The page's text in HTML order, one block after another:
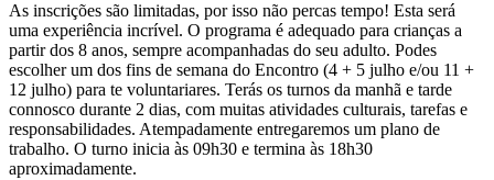
As inscrições são limitadas, por isso não percas tempo! Esta será
uma experiência incrível. O programa é adequado para crianças a
partir dos 8 anos, sempre acompanhadas do seu adulto. Podes
escolher um dos fins de semana do Encontro (4 + 5 julho e/ou 11 +
12 julho) para te voluntariares. Terás os turnos da manhã e tarde
connosco durante 2 dias, com muitas atividades culturais, tarefas e
responsabilidades. Atempadamente entregaremos um plano de
trabalho. O turno inicia às 09h30 e termina às 18h30
aproximadamente.